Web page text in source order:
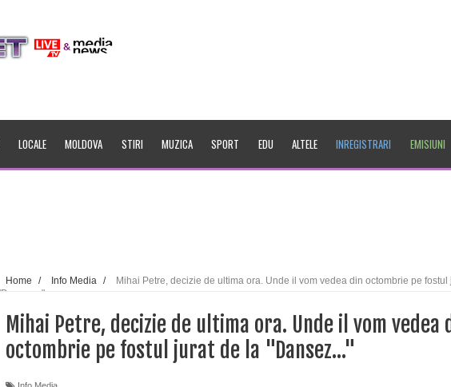
LOCALE MOLDOVA STIRI MUZICA SPORT EDU ALTELE INREGISTRARI EMISIUNI
Home / Info Media /
Mihai Petre, decizie de ultima ora. Unde il vom vedea din octombrie pe fostul
Mihai Petre, decizie de ultima ora. Unde il vom vedea
octombrie pe fostul jurat de la "Dansez..."
Info Media